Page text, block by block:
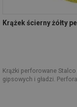
Krążek ścierny żółty
Krążki perforowane
gipsowych i gładzi.